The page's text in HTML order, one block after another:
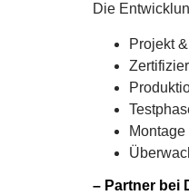
Die
Projekt
Montage
– Partner bei